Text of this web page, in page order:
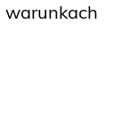
warunkach